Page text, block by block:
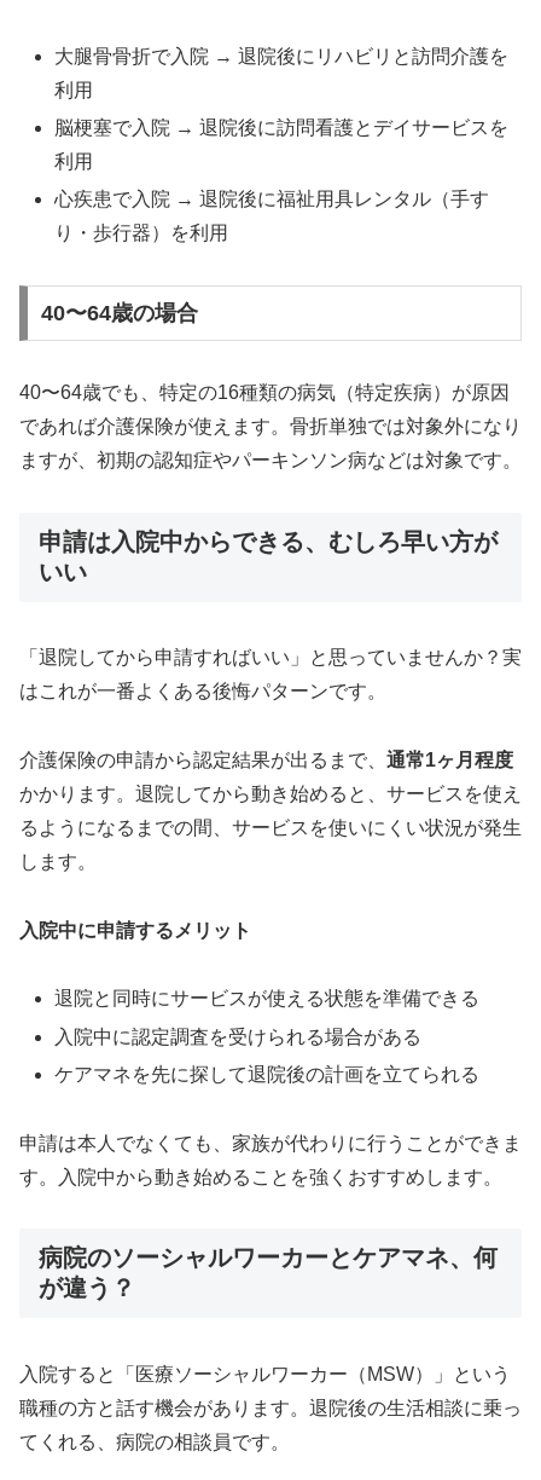
大腿骨骨折で入院 → 退院後にリハビリと訪問介護を
利用
脳梗塞で入院 → 退院後に訪問看護とデイサービスを
利用
心疾患で入院 → 退院後に福祉用具レンタル（手す
り・歩行器）を利用
40〜64歳の場合
40〜64歳でも、特定の16種類の病気（特定疾病）が原因
であれば介護保険が使えます。骨折単独では対象外になり
ますが、初期の認知症やパーキンソン病などは対象です。
申請は入院中からできる、むしろ早い方が
いい
「退院してから申請すればいい」と思っていませんか？実
はこれが一番よくある後悔パターンです。
介護保険の申請から認定結果が出るまで、 通常1ヶ月程度
かかります。退院してから動き始めると、サービスを使え
るようになるまでの間、サービスを使いにくい状況が発生
します。
入院中に申請するメリット
退院と同時にサービスが使える状態を準備できる
入院中に認定調査を受けられる場合がある
ケアマネを先に探して退院後の計画を立てられる
申請は本人でなくても、家族が代わりに行うことができま
す。入院中から動き始めることを強くおすすめします。
病院のソーシャルワーカーとケアマネ、何
が違う？
入院すると「医療ソーシャルワーカー（MSW）」という
職種の方と話す機会があります。退院後の生活相談に乗っ
てくれる、病院の相談員です。